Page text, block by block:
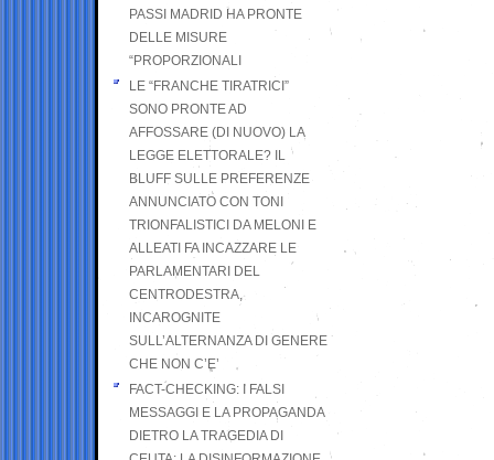
PASSI MADRID HA PRONTE
DELLE MISURE
“PROPORZIONALI
LE “FRANCHE TIRATRICI”
SONO PRONTE AD
AFFOSSARE (DI NUOVO) LA
LEGGE ELETTORALE? IL
BLUFF SULLE PREFERENZE
ANNUNCIATO CON TONI
TRIONFALISTICI DA MELONI E
ALLEATI FA INCAZZARE LE
PARLAMENTARI DEL
CENTRODESTRA,
INCAROGNITE
SULL’ALTERNANZA DI GENERE
CHE NON C’E’
FACT-CHECKING: I FALSI
MESSAGGI E LA PROPAGANDA
DIETRO LA TRAGEDIA DI